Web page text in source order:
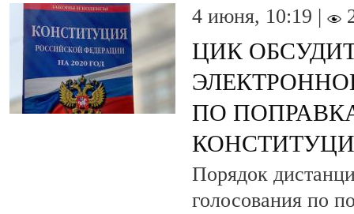
4 июня, 10:19 |
ЦИК
ПО
Порядок
голосования по